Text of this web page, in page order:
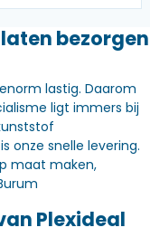
bezorgen
lastig. Daarom
ligt immers bij
onze snelle levering.
maat maken,
Plexideal